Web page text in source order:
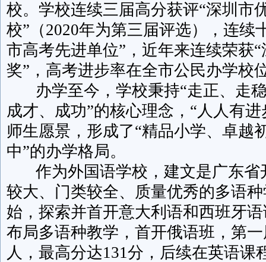
校。学校连续三届高分获评“深圳市
校”（2020年为第三届评选），连续
市高考先进单位”，近年来连续荣获
奖”，高考进步率在全市公民办学校
办学至今，学校秉持“走正、走
成才、成功”的核心理念，“人人有进
师生愿景，形成了“精品小学、卓越
中”的办学格局。
作为外国语学校，建文是广东省
较大、门类较全、质量优秀的多语
始，探索并首开意大利语和西班牙
布局多语种教学，首开俄语班，第
人，最高分达131分，后续在英语课